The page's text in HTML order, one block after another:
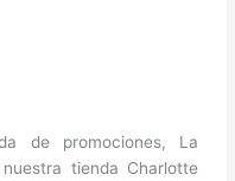
de promociones, La
tienda Charlotte